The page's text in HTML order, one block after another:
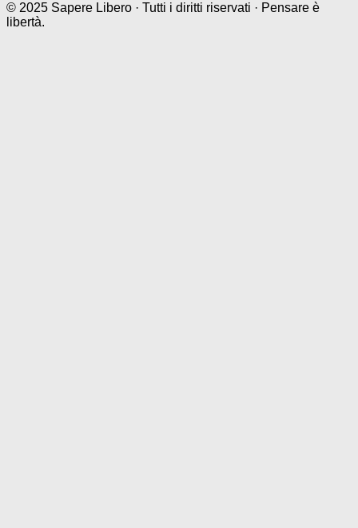
© 2025 Sapere Libero · Tutti i diritti riservati · Pensare è
libertà.